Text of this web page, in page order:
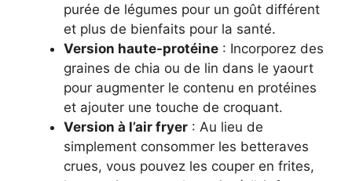
purée de légumes pour un goût différent
et plus de bienfaits pour la santé.
Version haute-protéine : Incorporez des
graines de chia ou de lin dans le yaourt
pour augmenter le contenu en protéines
et ajouter une touche de croquant.
Version à l’air fryer : Au lieu de
simplement consommer les betteraves
crues, vous pouvez les couper en frites,